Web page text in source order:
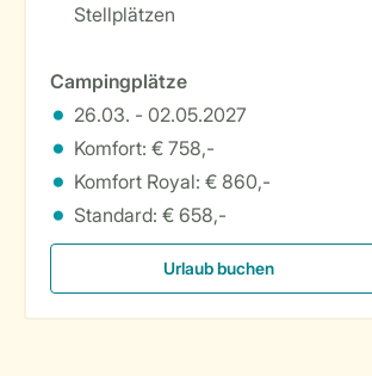
Stellplätzen
Campingplätze
26.03. - 02.05.2027
Komfort: € 758,-
Komfort Royal: € 860,-
Standard: € 658,-
Urlaub buchen